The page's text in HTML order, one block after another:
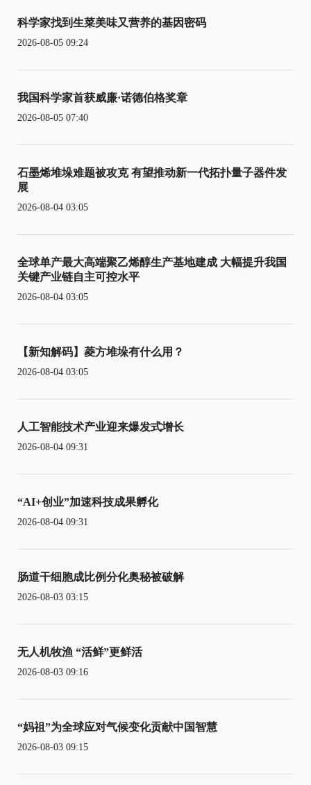
科学家找到生菜美味又营养的基因密码
2026-08-05 09:24
我国科学家首获威廉·诺德伯格奖章
2026-08-05 07:40
石墨烯堆垛难题被攻克 有望推动新一代拓扑量子器件发
展
2026-08-04 03:05
全球单产最大高端聚乙烯醇生产基地建成 大幅提升我国
关键产业链自主可控水平
2026-08-04 03:05
【新知解码】菱方堆垛有什么用？
2026-08-04 03:05
人工智能技术产业迎来爆发式增长
2026-08-04 09:31
“AI+创业”加速科技成果孵化
2026-08-04 09:31
肠道干细胞成比例分化奥秘被破解
2026-08-03 03:15
无人机牧渔 “活鲜”更鲜活
2026-08-03 09:16
“妈祖”为全球应对气候变化贡献中国智慧
2026-08-03 09:15